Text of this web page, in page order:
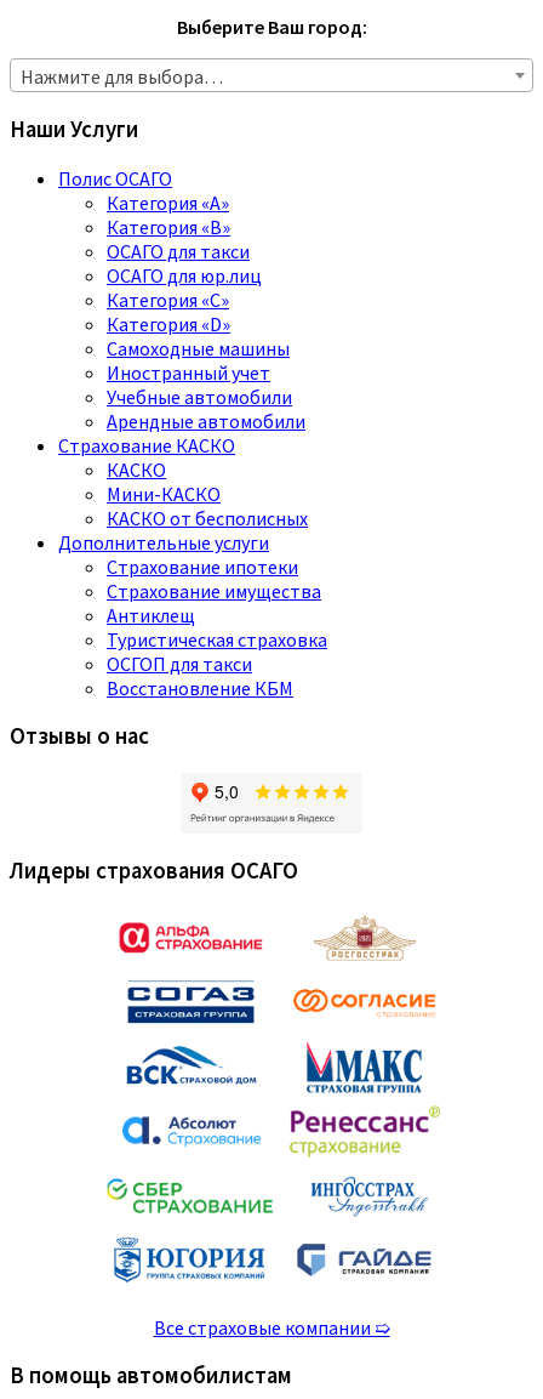
Выберите Ваш город:
Нажмите для выбора…
Наши Услуги
Полис ОСАГО
Категория «A»
Категория «B»
ОСАГО для такси
ОСАГО для юр.лиц
Категория «C»
Категория «D»
Самоходные машины
Иностранный учет
Учебные автомобили
Арендные автомобили
Страхование КАСКО
КАСКО
Мини-КАСКО
КАСКО от бесполисных
Дополнительные услуги
Страхование ипотеки
Страхование имущества
Антиклещ
Туристическая страховка
ОСГОП для такси
Восстановление КБМ
Отзывы о нас
Лидеры страхования ОСАГО
Все страховые компании ➯
В помощь автомобилистам